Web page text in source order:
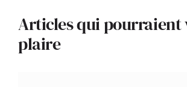
Articles qui pourraient
plaire